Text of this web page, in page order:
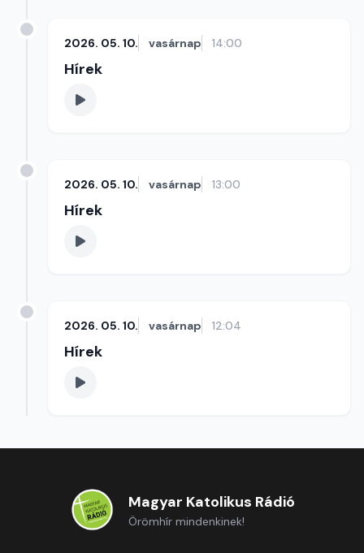
2026. 05. 10. vasárnap 14:00
Hírek
2026. 05. 10. vasárnap 13:00
Hírek
2026. 05. 10. vasárnap 12:04
Hírek
Magyar Katolikus Rádió
Örömhír mindenkinek!